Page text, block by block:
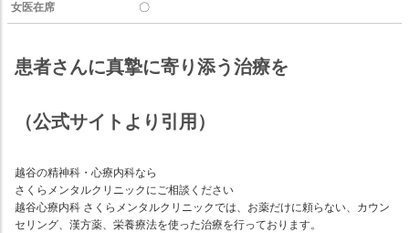
女医在席 〇
患者さんに真摯に寄り添う治療を
（公式サイトより引用）
越谷の精神科・心療内科なら
さくらメンタルクリニックにご相談ください
越谷心療内科 さくらメンタルクリニックでは、お薬だけに頼らない、カウン
セリング、漢方薬、栄養療法を使った治療を行っております。